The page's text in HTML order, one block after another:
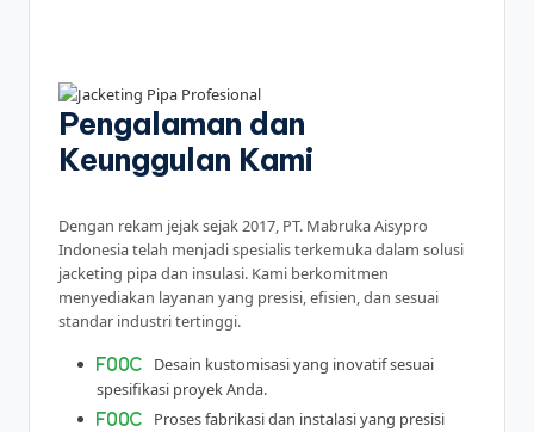
Pengalaman dan
Keunggulan Kami
Dengan rekam jejak sejak 2017, PT. Mabruka Aisypro
Indonesia telah menjadi spesialis terkemuka dalam solusi
jacketing pipa dan insulasi. Kami berkomitmen
menyediakan layanan yang presisi, efisien, dan sesuai
standar industri tertinggi.
Desain kustomisasi yang inovatif sesuai
spesifikasi proyek Anda.
Proses fabrikasi dan instalasi yang presisi